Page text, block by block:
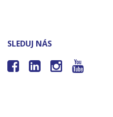
SLEDUJ NÁS
   